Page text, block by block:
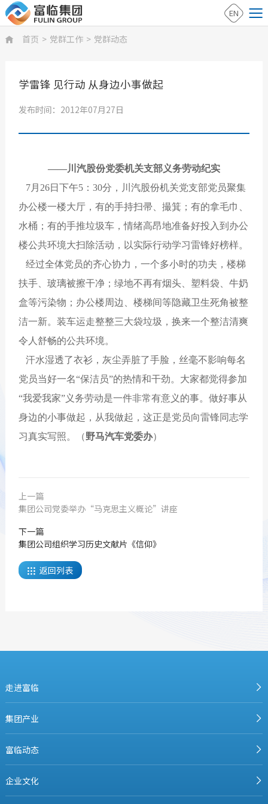
EN
 首页 > 党群工作 > 党群动态
学雷锋 见行动 从身边小事做起
发布时间：2012年07月27日
——川汽股份党委机关支部义务劳动纪实
7月26日下午5：30分，川汽股份机关党支部党员聚集
办公楼一楼大厅，有的手持扫帚、撮箕；有的拿毛巾、
水桶；有的手推垃圾车，情绪高昂地准备好投入到办公
楼公共环境大扫除活动，以实际行动学习雷锋好榜样。
经过全体党员的齐心协力，一个多小时的功夫，楼梯
扶手、玻璃被擦干净；绿地不再有烟头、塑料袋、牛奶
盒等污染物；办公楼周边、楼梯间等隐藏卫生死角被整
洁一新。装车运走整整三大袋垃圾，换来一个整洁清爽
令人舒畅的公共环境。
汗水湿透了衣衫，灰尘弄脏了手脸，丝毫不影响每名
党员当好一名“保洁员”的热情和干劲。大家都觉得参加
“我爱我家”义务劳动是一件非常有意义的事。做好事从
身边的小事做起，从我做起，这正是党员向雷锋同志学
习真实写照。（野马汽车党委办）
上一篇
集团公司党委举办“马克思主义概论”讲座
下一篇
集团公司组织学习历史文献片《信仰》
 返回列表
走进富临
集团产业
富临动态
企业文化